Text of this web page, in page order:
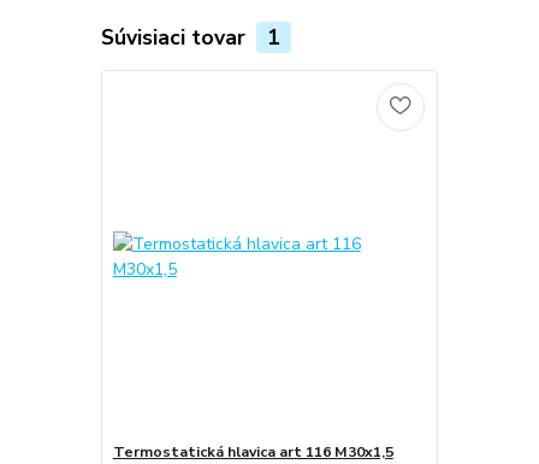
Súvisiaci tovar 1
Termostatická hlavica art 116 M30x1,5